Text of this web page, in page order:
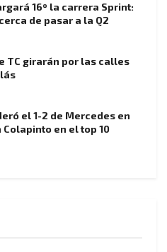
16º la carrera Sprint:
de pasar a la Q2
TC girarán por las calles
el 1-2 de Mercedes en
Colapinto en el top 10